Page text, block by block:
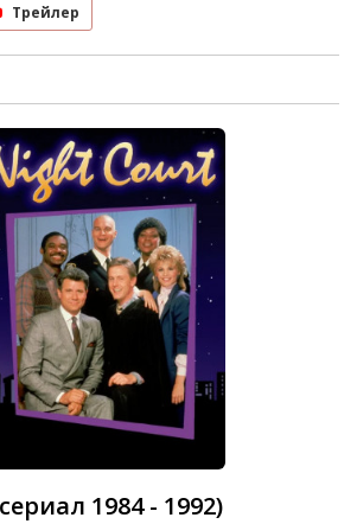
Трейлер
1984 - 1992)